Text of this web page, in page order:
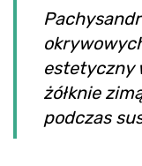
estetyczny
żółknie
podczas